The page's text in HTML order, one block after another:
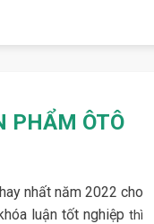
PHẨM ÔTÔ
hay nhất năm 2022 cho
luận tốt nghiệp thì